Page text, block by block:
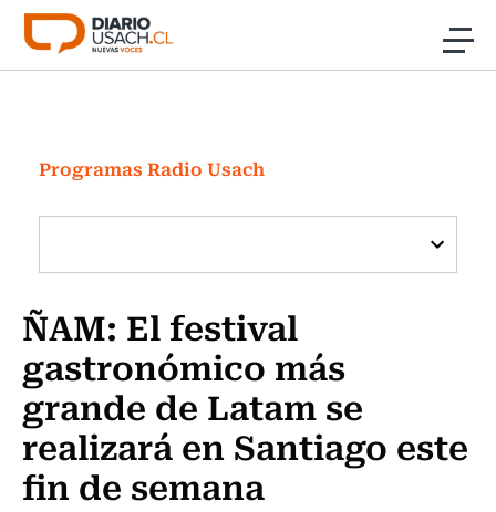
Click acá para ir directamente al contenido
Investigación
Cultura
Programas Radio y TV Usach
Programas Radio Usach
ÑAM: El festival
gastronómico más
grande de Latam se
realizará en Santiago este
fin de semana